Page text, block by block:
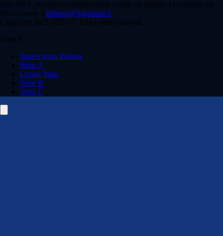
four 2013; per ogni comunicazione avente ad oggetto i contenuti del
Sito scrivere a fabfour@legalmail.it
Copyright 2021-2026 © Tutti i diritti riservati.
Serie A
Supercoppa Italiana
Serie A
Coppa Italia
Serie B
Serie C